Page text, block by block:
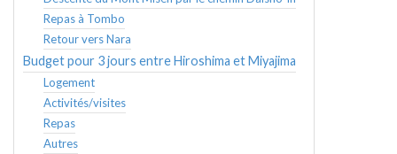
Repas à Tombo
Retour vers Nara
Budget pour 3 jours entre Hiroshima et Miyajima
Logement
Activités/visites
Repas
Autres